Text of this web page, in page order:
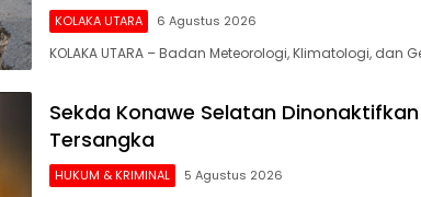
KOLAKA UTARA 6 Agustus 2026
KOLAKA UTARA – Badan Meteorologi, Klimatologi, dan
Sekda Konawe Selatan
Tersangka
HUKUM & KRIMINAL 5 Agustus 2026